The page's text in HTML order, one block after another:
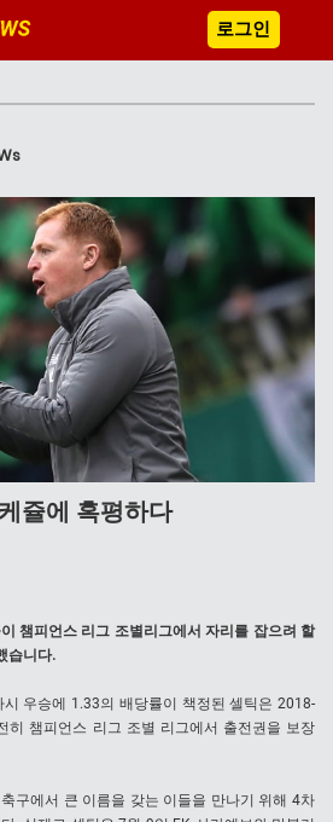
로그인
쥴에 혹평하다
챔피언스 리그 조별리그에서 자리를 잡으려 할
습니다.
우승에 1.33의 배당률이 책정된 셀틱은 2018-
히 챔피언스 리그 조별 리그에서 출전권을 보장
구에서 큰 이름을 갖는 이들을 만나기 위해 4차